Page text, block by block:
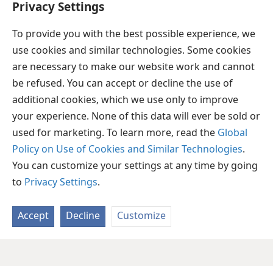
Privacy Settings
To provide you with the best possible experience, we
use cookies and similar technologies. Some cookies
are necessary to make our website work and cannot
be refused. You can accept or decline the use of
additional cookies, which we use only to improve
your experience. None of this data will ever be sold or
used for marketing. To learn more, read the Global
Policy on Use of Cookies and Similar Technologies.
You can customize your settings at any time by going
to Privacy Settings.
Accept Decline Customize
கற்பிக்காமல், கடவுளிடமிருந்து அதிகாரம்
பெற்றவராக அவர் கற்பித்தார்.+
தமிழ் பகிரவும்
விருப்பங்கள்
Copyright © 2026 Watch Tower Bible and Tract Society of Pennsylvania